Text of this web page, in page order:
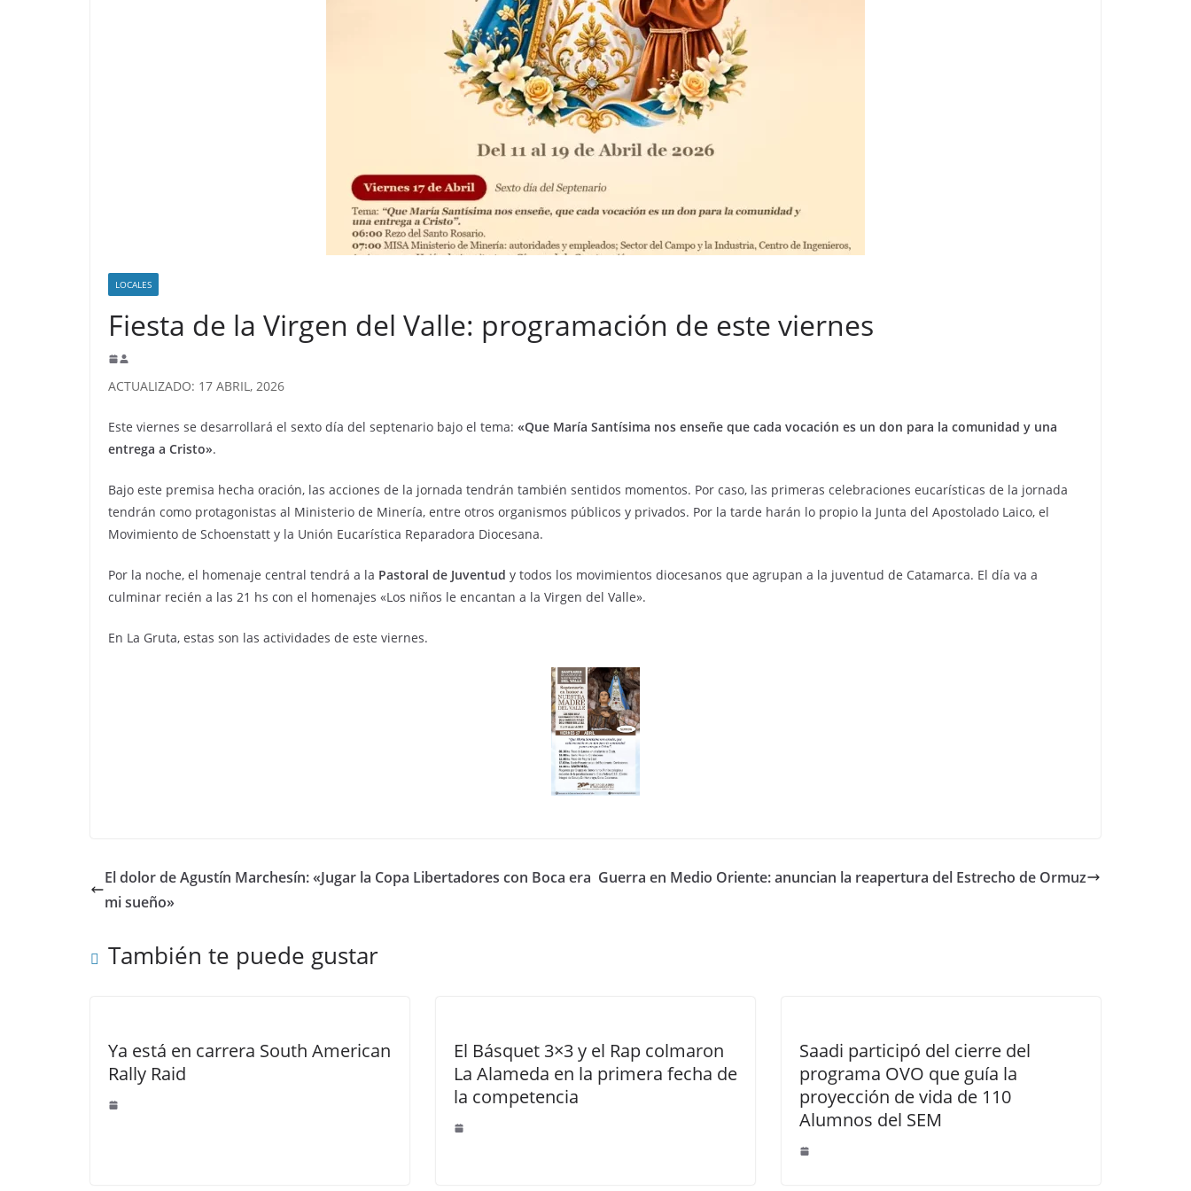
LOCALES
Fiesta de la Virgen del Valle: programación de este viernes
ACTUALIZADO: 17 ABRIL, 2026
Este viernes se desarrollará el sexto día del septenario bajo el tema: «Que María Santísima nos enseñe que cada vocación es un don para la comunidad y una
entrega a Cristo».
Bajo este premisa hecha oración, las acciones de la jornada tendrán también sentidos momentos. Por caso, las primeras celebraciones eucarísticas de la jornada
tendrán como protagonistas al Ministerio de Minería, entre otros organismos públicos y privados. Por la tarde harán lo propio la Junta del Apostolado Laico, el
Movimiento de Schoenstatt y la Unión Eucarística Reparadora Diocesana.
Por la noche, el homenaje central tendrá a la Pastoral de Juventud y todos los movimientos diocesanos que agrupan a la juventud de Catamarca. El día va a
culminar recién a las 21 hs con el homenajes «Los niños le encantan a la Virgen del Valle».
En La Gruta, estas son las actividades de este viernes.
El dolor de Agustín Marchesín: «Jugar la Copa Libertadores con Boca era
mi sueño»
Guerra en Medio Oriente: anuncian la reapertura del Estrecho de Ormuz
También te puede gustar
Ya está en carrera South American
Rally Raid
El Básquet 3×3 y el Rap colmaron
La Alameda en la primera fecha de
la competencia
Saadi participó del cierre del
programa OVO que guía la
proyección de vida de 110
Alumnos del SEM